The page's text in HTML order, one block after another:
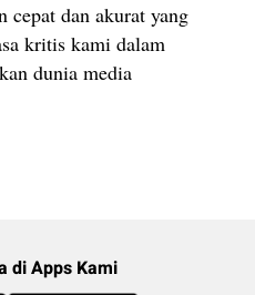
dan akurat yang
kritis kami dalam
dunia media
di Apps Kami